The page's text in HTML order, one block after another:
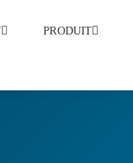
PRODUIT